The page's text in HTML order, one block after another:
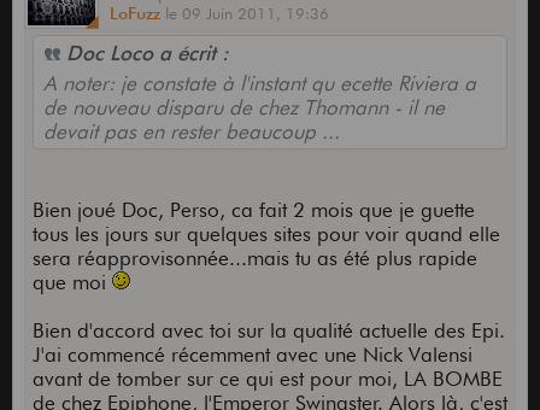
LoFuzz le 09 Juin 2011, 19:36
Doc Loco a écrit :
A noter: je constate à l'instant qu ecette Riviera a
de nouveau disparu de chez Thomann - il ne
devait pas en rester beaucoup ...
Bien joué Doc, Perso, ca fait 2 mois que je guette
tous les jours sur quelques sites pour voir quand elle
sera réapprovisonnée...mais tu as été plus rapide
que moi
Bien d'accord avec toi sur la qualité actuelle des Epi.
J'ai commencé récemment avec une Nick Valensi
avant de tomber sur ce qui est pour moi, LA BOMBE
de chez Epiphone, l'Emperor Swingster. Alors là, c'est